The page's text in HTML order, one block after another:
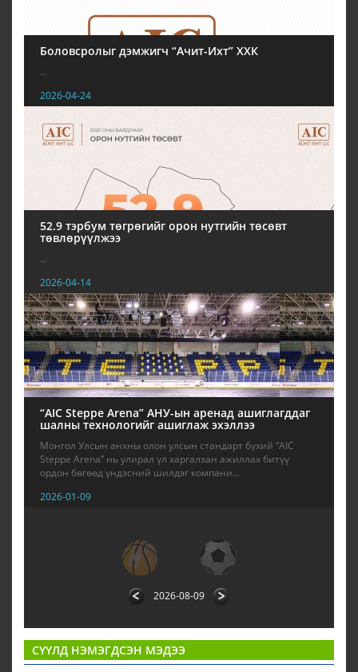
Боловсролыг дэмжигч “Ачит-Ихт” ХХК
...
2026-04-24
52.9 тэрбум төгрөгийг орон нутгийн төсөвт
төвлөрүүлжээ
...
2026-04-14
“AIC Steppe Arena” АНУ-ын аренад ашиглагддаг
шалны технологийг ашиглаж эхэллээ
Монгол Улсын анхны олон улсын стандарт бүхий “AIC
Steppe Arena” нь улирал үл харгалзан ажиллах битүү
ордон бөгөөд үндэсний шилдэг компани...
2026-01-09
2026-08-09
СҮҮЛД НЭМЭГДСЭН МЭДЭЭ